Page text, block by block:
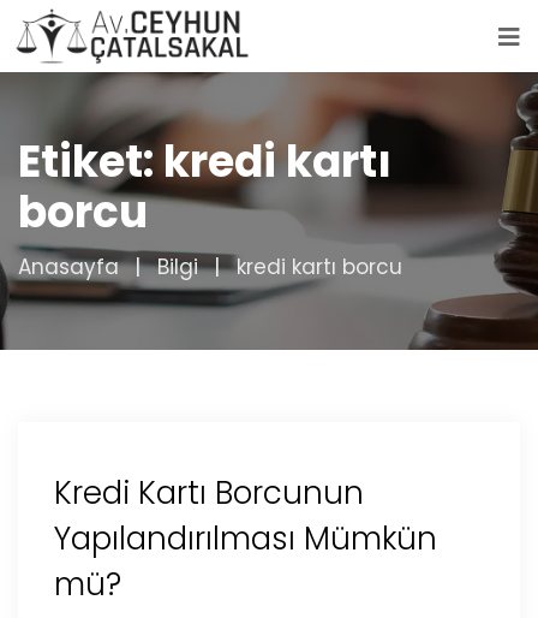
Etiket:kredi kartı
borcu
Anasayfa Bilgi kredi kartı borcu
Kredi Kartı Borcunun
Yapılandırılması Mümkün
mü?